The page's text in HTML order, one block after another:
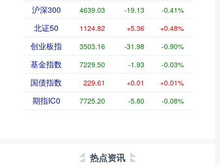
沪深300 4639.03 -19.13 -0.41%
北证50 1124.82 +5.36 +0.48%
创业板指 3503.16 -31.98 -0.90%
基金指数 7229.50 -1.93 -0.03%
国债指数 229.61 +0.01 +0.01%
期指IC0 7725.20 -5.80 -0.08%
热点资讯